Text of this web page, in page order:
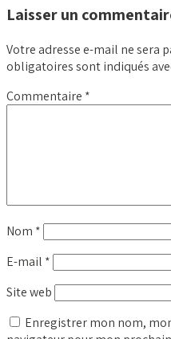
Laisser un
Votre adresse e-mail ne sera
obligatoires sont indiqués
Commentaire *
Nom *
E-mail *
Site web
Enregistrer mon nom,